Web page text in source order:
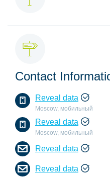
Contact
Reveal data
Moscow, мобильный
Reveal data
Moscow, мобильный
Reveal data
Reveal data